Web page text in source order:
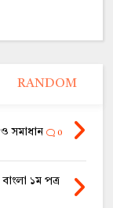
RANDOM
ও সমাধান 0
১ম পত্র